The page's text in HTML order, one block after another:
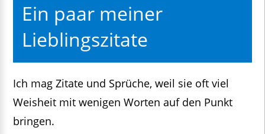
Ein paar meiner
Lieblingszitate
Ich mag Zitate und Sprüche, weil sie oft viel
Weisheit mit wenigen Worten auf den Punkt
bringen.